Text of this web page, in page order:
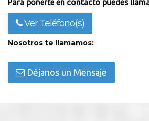
Para ponerte en contacto puedes
Ver Teléfono(s)
Nosotros te llamamos:
Déjanos un Mensaje